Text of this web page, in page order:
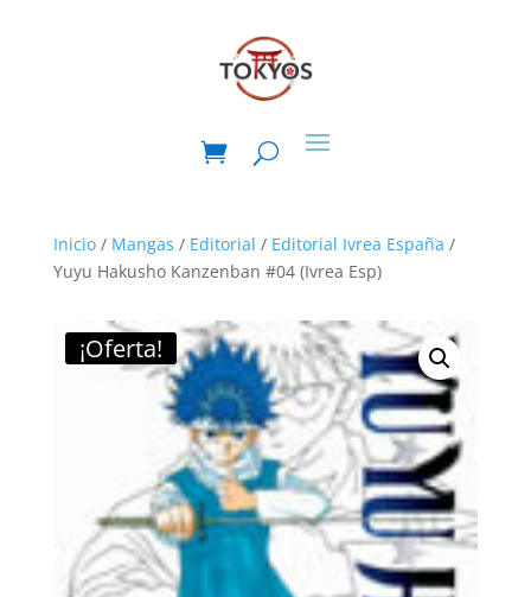
Inicio/ Mangas / Editorial / Editorial Ivrea España /
Yuyu Hakusho Kanzenban #04 (Ivrea Esp)
¡Oferta!